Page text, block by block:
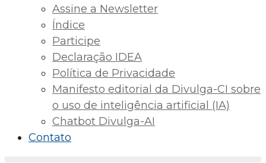
Assine a Newsletter
Índice
Participe
Declaração IDEA
Política de Privacidade
Manifesto editorial da Divulga-CI sobre
o uso de inteligência artificial (IA)
Chatbot Divulga-AI
Contato